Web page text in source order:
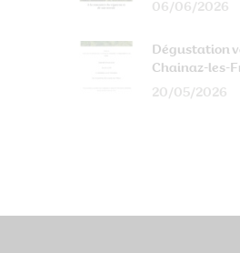
06/06/2026
Dégustation
Chainaz-les-
20/05/2026